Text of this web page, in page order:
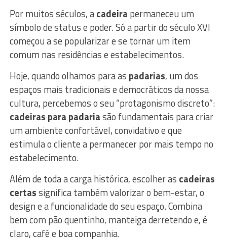
Por muitos séculos, acadeira permaneceu um
símbolo de status e poder. Só a partir do século XVI
começou a se popularizar e se tornar um item
comum nas residências e estabelecimentos.
Hoje, quando olhamos para as padarias, um dos
espaços mais tradicionais e democráticos da nossa
cultura, percebemos o seu “protagonismo discreto”:
cadeiras para padariasão fundamentais para criar
um ambiente confortável, convidativo e que
estimula o cliente a permanecer por mais tempo no
estabelecimento.
Além de toda a carga histórica, escolher as cadeiras
certassignifica também valorizar o bem-estar, o
design e a funcionalidade do seu espaço. Combina
bem com pão quentinho, manteiga derretendo e, é
claro, café e boa companhia.